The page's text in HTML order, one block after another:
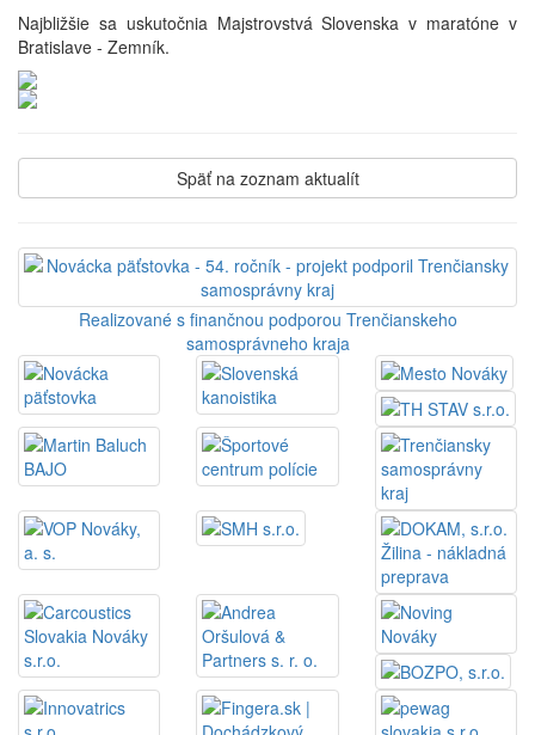
Najbližšie sa uskutočnia Majstrovstvá Slovenska v maratóne v
Bratislave - Zemník.
Späť na zoznam aktualít
Realizované s finančnou podporou Trenčianskeho
samosprávneho kraja